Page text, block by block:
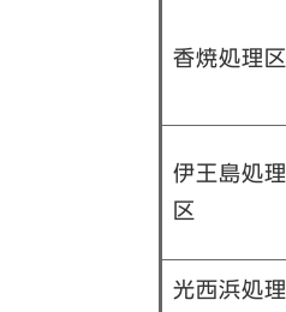
香焼処理区
伊王島処理
区
光西浜処理